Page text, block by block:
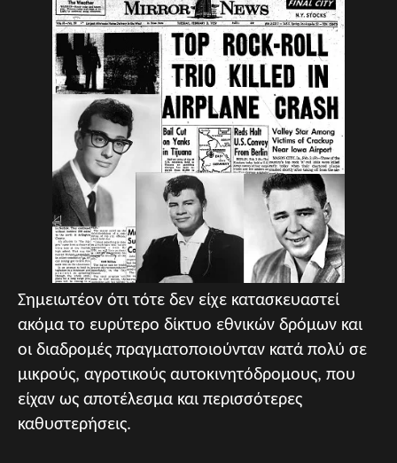
Σημειωτέον ότι τότε δεν είχε κατασκευαστεί
ακόμα το ευρύτερο δίκτυο εθνικών δρόμων και
οι διαδρομές πραγματοποιούνταν κατά πολύ σε
μικρούς, αγροτικούς αυτοκινητόδρομους, που
είχαν ως αποτέλεσμα και περισσότερες
καθυστερήσεις.